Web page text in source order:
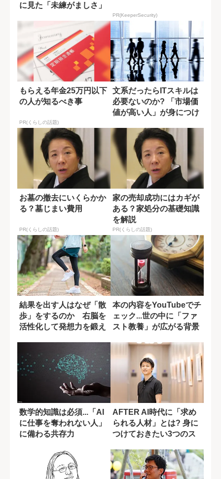
に見た「未練がましさ」
PR(KeeperSecurity)
もらえる年金25万円以下
の人が知るべき事
PR(くらしの話題)
文系だったらITスキルは
必要ないのか? 「市場価
値が高い人」が身につけ
お墓の撤去にいくらかか
る？墓じまい費用
PR(くらしの話題)
家の売却成功にはカギが
ある？家処分の基礎知識
を解説
PR(くらしの話題)
結果を出す人はなぜ「散
歩」をするのか 右脳を
活性化して発想力を鍛え
本の内容をYouTubeでチ
ェック...世の中に「ファ
スト教養」が広がる背景
数学的知識は必須...「AI
に仕事を奪われない人」
に備わる共存力
AFTER AI時代に「求め
られる人材」とは? 身に
つけておきたい3つのス